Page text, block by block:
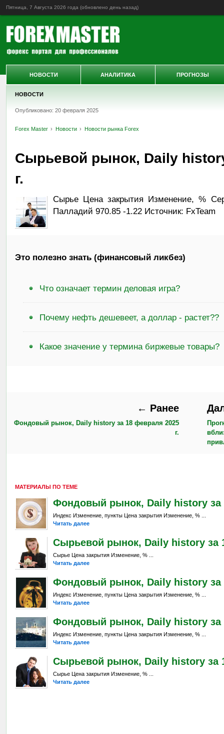
Пятница, 7 Августа 2026 года (обновлено день назад)
НОВОСТИ
Опубликовано: 20 февраля 2025
Forex Master Новости Новости рынка Forex
Сырьевой рынок, Daily
г.
Сырье Цена закрытия Изменение, %
Палладий 970.85 -1.22 Источник: FxTeam
Это полезно знать (финансовый ликбез)
Что означает термин деловая игра?
Почему нефть дешевеет, а доллар - растет??
Какое значение у термина биржевые товары?
← Ранее
Фондовый рынок, Daily history за 18 февраля 2025
г.
МАТЕРИАЛЫ ПО ТЕМЕ
Фондовый рынок, Daily history за
Индекс Изменение, пункты Цена закрытия Изменение, % ...
Читать далее
Сырьевой рынок, Daily history за
Сырье Цена закрытия Изменение, % ...
Читать далее
Фондовый рынок, Daily history за
Индекс Изменение, пункты Цена закрытия Изменение, % ...
Читать далее
Фондовый рынок, Daily history за
Индекс Изменение, пункты Цена закрытия Изменение, % ...
Читать далее
Сырьевой рынок, Daily history за
Сырье Цена закрытия Изменение, % ...
Читать далее
НОВОСТИ АНАЛИТИКА ПРОГНОЗЫ